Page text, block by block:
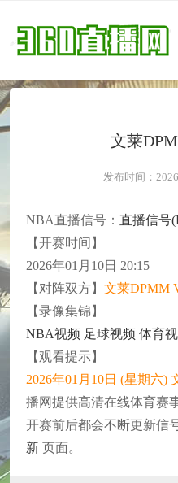
文莱
发布时间：
NBA直播信号： 直播信号
【开赛时间】
2026年01月10日 20:15
【对阵双方】 文莱DPMM
【录像集锦】
NBA视频 足球视频 体育
【观看提示】
2026年01月10日 (星期六)
播网提供高清在线体育赛
开赛前后都会不断更新信
新 页面。